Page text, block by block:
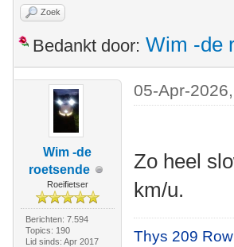
Zoek
Bedankt door: Wim -de
Wim -de
roetsende
Roeifietser
Berichten: 7.594
Topics: 190
Lid sinds: Apr 2017
05-Apr-
Zo heel
km/u.
Thys 209